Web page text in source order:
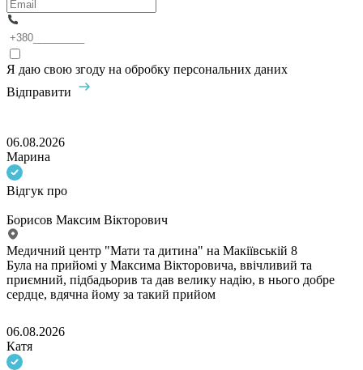
Я даю свою згоду на обробку персональних даних
Відправити
06.08.2026
Марина
Відгук про
Борисов Максим Вікторович
Медичний центр "Мати та дитина" на Макіївській 8
Була на прийомі у Максима Вікторовича, ввічливий та
приємний, підбадьорив та дав велику надію, в нього добре
сердце, вдячна йому за такий прийом
06.08.2026
Катя